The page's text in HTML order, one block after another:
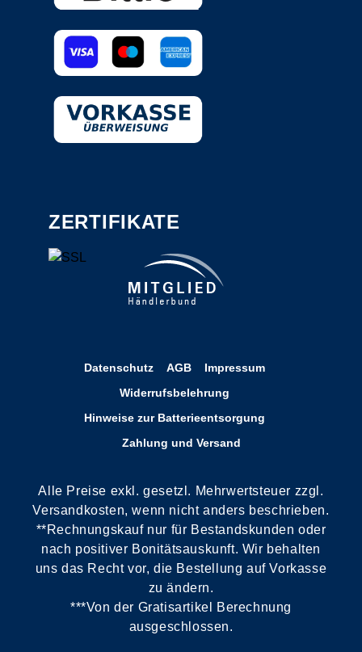
ZERTIFIKATE
Datenschutz AGB
Impressum
Widerrufsbelehrung
Hinweise zur Batterieentsorgung
Zahlung und Versand
Alle Preise exkl. gesetzl. Mehrwertsteuer zzgl.
Versandkosten, wenn nicht anders beschrieben.
**Rechnungskauf nur für Bestandskunden oder
nach positiver Bonitätsauskunft. Wir behalten
uns das Recht vor, die Bestellung auf Vorkasse
zu ändern.
***Von der Gratisartikel Berechnung
ausgeschlossen.